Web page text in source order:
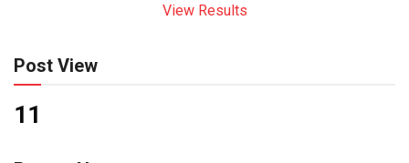
View Results
Post View
11